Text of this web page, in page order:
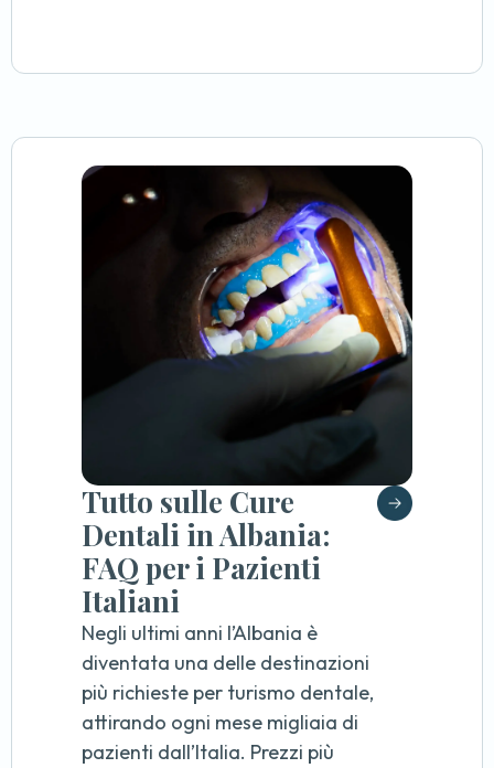
Tutto sulle Cure
Dentali in Albania:
FAQ per i Pazienti
Italiani
Negli ultimi anni l’Albania è
diventata una delle destinazioni
più richieste per turismo dentale,
attirando ogni mese migliaia di
pazienti dall’Italia. Prezzi più